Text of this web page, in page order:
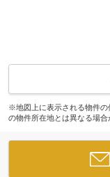
※地図上に表示される物件の
の物件所在地とは異なる場合